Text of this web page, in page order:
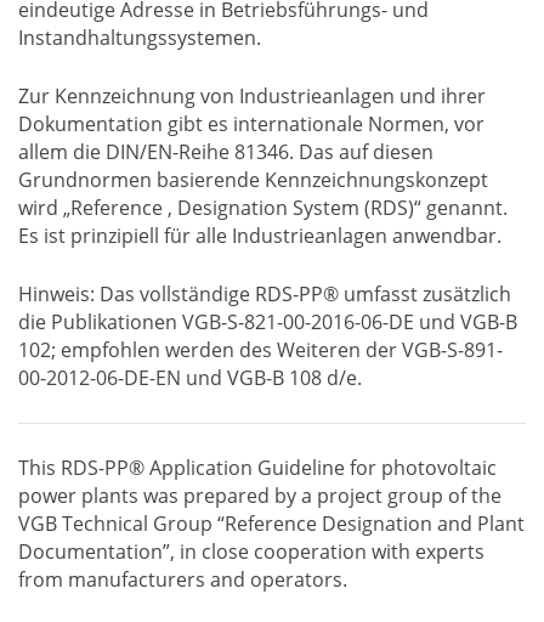
eindeutige Adresse in Betriebsführungs- und
Instandhaltungssystemen.
Zur Kennzeichnung von Industrieanlagen und ihrer
Dokumentation gibt es internationale Normen, vor
allem die DIN/EN-Reihe 81346. Das auf diesen
Grundnormen basierende Kennzeichnungskonzept
wird „Reference , Designation System (RDS)“ genannt.
Es ist prinzipiell für alle Industrieanlagen anwendbar.
Hinweis: Das vollständige RDS-PP® umfasst zusätzlich
die Publikationen VGB-S-821-00-2016-06-DE und VGB-B
102; empfohlen werden des Weiteren der VGB-S-891-
00-2012-06-DE-EN und VGB-B 108 d/e.
This RDS-PP® Application Guideline for photovoltaic
power plants was prepared by a project group of the
VGB Technical Group “Reference Designation and Plant
Documentation”, in close cooperation with experts
from manufacturers and operators.